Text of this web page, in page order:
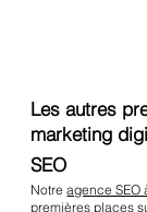
Les autres
marketing
SEO
Notreagence SEO
premières places